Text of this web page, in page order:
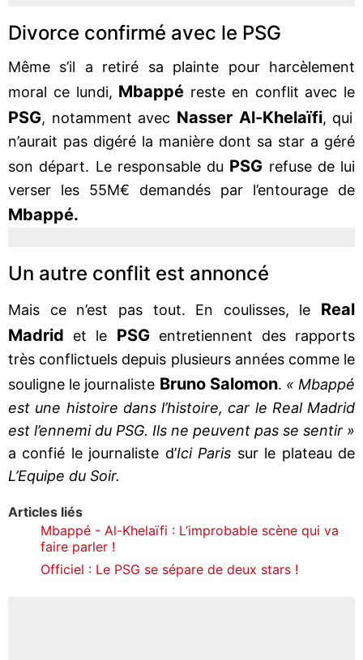
Divorce confirmé avec le PSG
Même s’il a retiré sa plainte pour harcèlement
moral ce lundi, Mbappé reste en conflit avec le
PSG, notamment avec Nasser Al-Khelaïfi, qui
n’aurait pas digéré la manière dont sa star a géré
son départ. Le responsable du PSG refuse de lui
verser les 55M€ demandés par l’entourage de
Mbappé.
Un autre conflit est annoncé
Mais ce n’est pas tout. En coulisses, le Real
Madrid et le PSGentretiennent des rapports
très conflictuels depuis plusieurs années comme le
souligne le journaliste Bruno Salomon. « Mbappé
est une histoire dans l’histoire, car le Real Madrid
est l’ennemi du PSG. Ils ne peuvent pas se sentir »
a confié le journaliste d’Ici Paris sur le plateau de
L’Equipe du Soir.
Articles liés
Mbappé - Al-Khelaïfi : L’improbable scène qui va
faire parler !
Officiel : Le PSG se sépare de deux stars !